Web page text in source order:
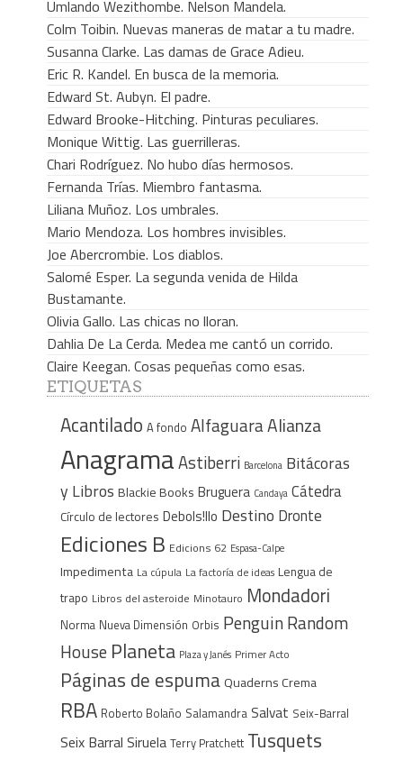
Umlando Wezithombe. Nelson Mandela.
Colm Toibin. Nuevas maneras de matar a tu madre.
Susanna Clarke. Las damas de Grace Adieu.
Eric R. Kandel. En busca de la memoria.
Edward St. Aubyn. El padre.
Edward Brooke-Hitching. Pinturas peculiares.
Monique Wittig. Las guerrilleras.
Chari Rodríguez. No hubo días hermosos.
Fernanda Trías. Miembro fantasma.
Liliana Muñoz. Los umbrales.
Mario Mendoza. Los hombres invisibles.
Joe Abercrombie. Los diablos.
Salomé Esper. La segunda venida de Hilda
Bustamante.
Olivia Gallo. Las chicas no lloran.
Dahlia De La Cerda. Medea me cantó un corrido.
Claire Keegan. Cosas pequeñas como esas.
ETIQUETAS
Acantilado A fondo AlfaguaraAlianza
AnagramaAstiberri Barcelona Bitácoras
y Libros Blackie Books Bruguera Candaya Cátedra
Círculo de lectores Debols!llo Destino Dronte
Ediciones B Edicions 62 Espasa-Calpe
Impedimenta La cúpula La factoría de ideas Lengua de
trapo Libros del asteroide Minotauro Mondadori
Norma Nueva Dimensión Orbis Penguin Random
House Planeta Plaza y Janés Primer Acto
Páginas de espumaQuaderns Crema
RBA Roberto Bolaño Salamandra Salvat Seix-Barral
Seix Barral Siruela Terry Pratchett Tusquets